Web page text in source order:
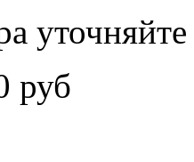
руб